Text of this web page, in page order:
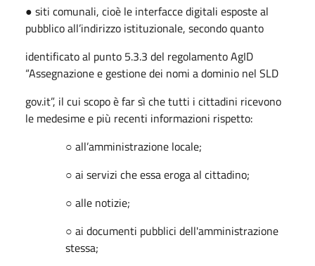
● siti comunali, cioè le interfacce digitali esposte al
pubblico all’indirizzo istituzionale, secondo quanto
identificato al punto 5.3.3 del regolamento AgID
“Assegnazione e gestione dei nomi a dominio nel SLD
gov.it”, il cui scopo è far sì che tutti i cittadini ricevono
le medesime e più recenti informazioni rispetto:
○ all’amministrazione locale;
○ ai servizi che essa eroga al cittadino;
○ alle notizie;
○ ai documenti pubblici dell'amministrazione
stessa;